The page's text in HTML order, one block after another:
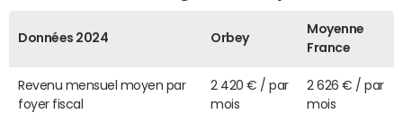
Données 2024 Orbey
Moyenne
France
Revenu mensuel moyen par
foyer fiscal
2 420 € / par
mois
2 626 € / par
mois